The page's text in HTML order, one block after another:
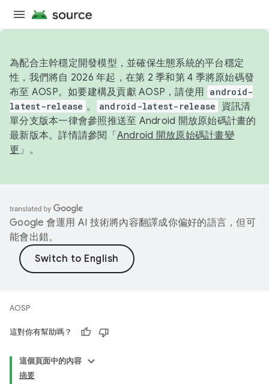
為配合主幹穩定開發模型，並確保生態系統的平台穩定
性，我們將自 2026 年起，在第 2 季和第 4 季將原始碼發
布至 AOSP。如要建構及貢獻 AOSP，請使用 android-
latest-release 。 android-latest-release
資訊清
單分支版本一律會參照推送至 Android 開放原始碼計畫的
最新版本。詳情請參閱「 Android 開放原始碼計畫變
更 」。
Google 會運用 AI 技術將內容翻譯成你偏好的語言，但可
能會出錯。
AOSP
這對你有幫助嗎？
這個頁面中的內容
摘要